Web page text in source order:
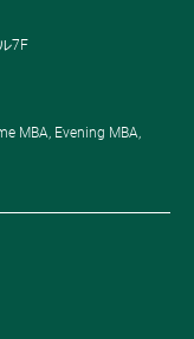
7F
MBA, Evening MBA,